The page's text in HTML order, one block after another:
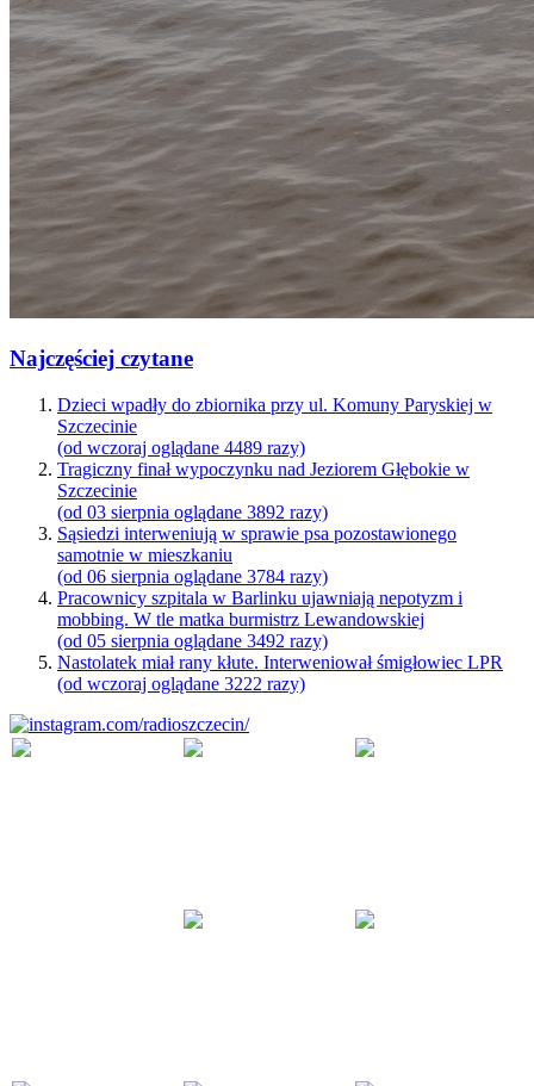
Najczęściej czytane
Dzieci wpadły do zbiornika przy ul. Komuny Paryskiej w
Szczecinie
(od wczoraj oglądane 4489 razy)
Tragiczny finał wypoczynku nad Jeziorem Głębokie w
Szczecinie
(od 03 sierpnia oglądane 3892 razy)
Sąsiedzi interweniują w sprawie psa pozostawionego
samotnie w mieszkaniu
(od 06 sierpnia oglądane 3784 razy)
Pracownicy szpitala w Barlinku ujawniają nepotyzm i
mobbing. W tle matka burmistrz Lewandowskiej
(od 05 sierpnia oglądane 3492 razy)
Nastolatek miał rany kłute. Interweniował śmigłowiec LPR
(od wczoraj oglądane 3222 razy)